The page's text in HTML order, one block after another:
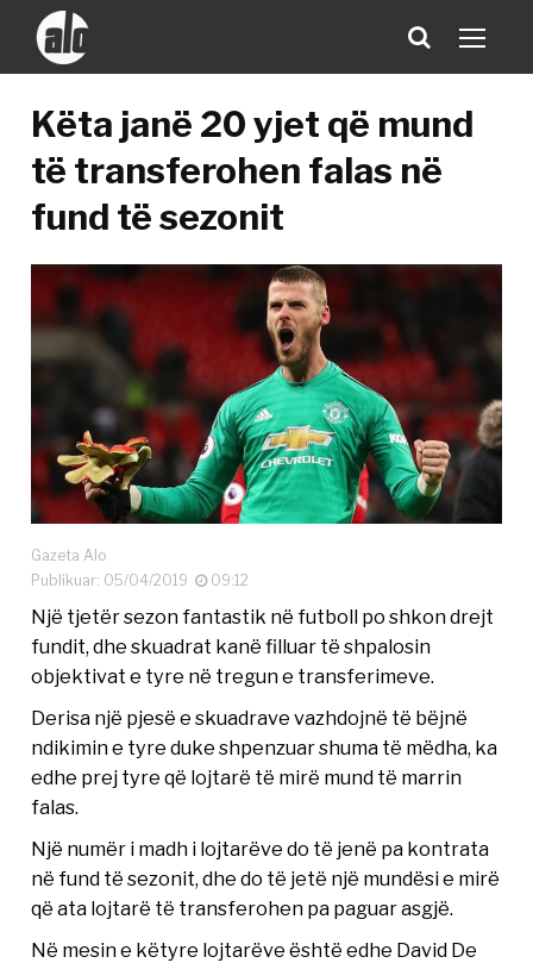
Këta janë 20 yjet që mund
të transferohen falas në
fund të sezonit
Gazeta Alo
Publikuar: 05/04/2019
09:12
Një tjetër sezon fantastik në futboll po shkon drejt
fundit, dhe skuadrat kanë filluar të shpalosin
objektivat e tyre në tregun e transferimeve.
Derisa një pjesë e skuadrave vazhdojnë të bëjnë
ndikimin e tyre duke shpenzuar shuma të mëdha, ka
edhe prej tyre që lojtarë të mirë mund të marrin
falas.
Një numër i madh i lojtarëve do të jenë pa kontrata
në fund të sezonit, dhe do të jetë një mundësi e mirë
që ata lojtarë të transferohen pa paguar asgjë.
Në mesin e këtyre lojtarëve është edhe David De